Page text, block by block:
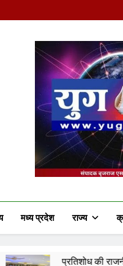
Yug
मध्य प्रदेश राज्य
प्रतिशोध की राजनीति बंद करे